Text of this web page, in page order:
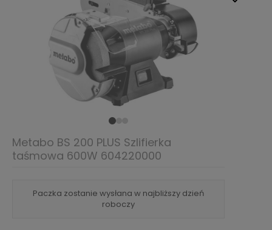
Paczka zostanie wysłana w najbliższy dzień
roboczy
Metabo BS 200 PLUS Szlifierka
taśmowa 600W 604220000